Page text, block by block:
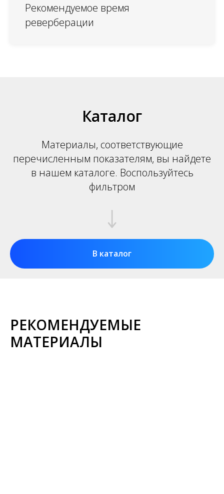
Рекомендуемое время
реверберации
Каталог
Материалы, соответствующие
перечисленным показателям, вы найдете
в нашем каталоге. Воспользуйтесь
фильтром
В каталог
РЕКОМЕНДУЕМЫЕ
МАТЕРИАЛЫ